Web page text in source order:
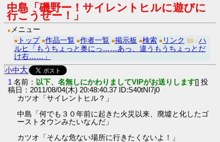
中島「磯野ー！サイレントヒルに遊びに
行こうぜー！」
● メニュー
■ トップ ■作品一覧 ■作者一覧 ■掲示板 ■検索 ■ リンク SS： ハ
ルヒ「もうちょっと奥にっ……あっ、違うもうちょっとだ
け右……」
小中大
1 名前： 以下、名無しにかわりましてVIPがお送りします[] 投
稿日：2011/08/04(木) 20:48:40.37 ID:S40tNI7j0
カツオ「サイレントヒル？」
中島「何でも３０年前に起きた火災以来、廃墟と化したゴ
ーストタウンみたいなんだ」
カツオ「そんな危ない場所に行きたくないよ！」